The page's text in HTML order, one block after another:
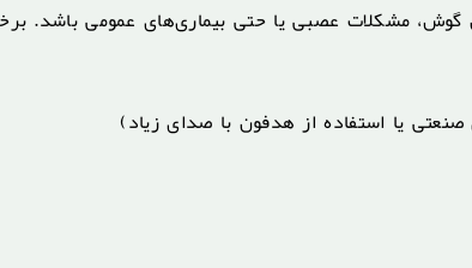
مشکلات عصبی یا حتی بیماری‌های عمومی باشد.
یا استفاده از هدفون با صدای زیاد)